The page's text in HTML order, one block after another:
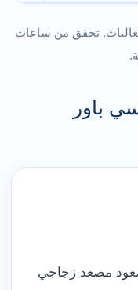
تحقق من ساعات
باور
مصعد زجاجي